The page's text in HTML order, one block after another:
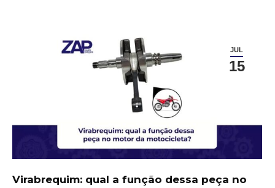
JUL
15
Virabrequim: qual a função dessa peça no